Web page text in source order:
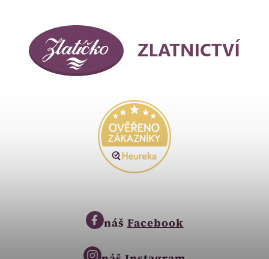
náš Facebook